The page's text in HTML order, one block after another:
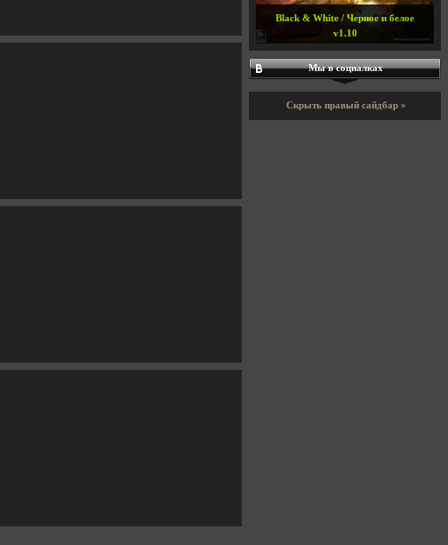
Black & White / Черное и белое
v1.10
Мы в социалках
Скрыть правый сайдбар »